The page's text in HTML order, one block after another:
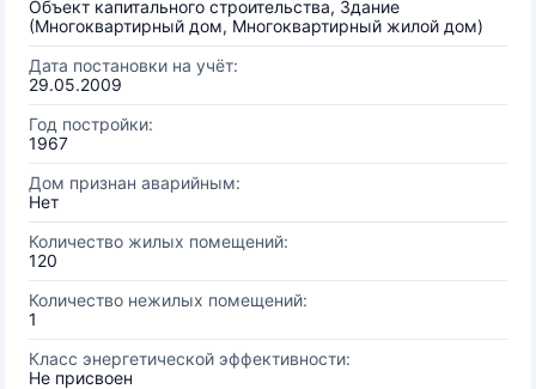
Объект капитального строительства, Здание
(Многоквартирный дом, Многоквартирный жилой дом)
Дата постановки на учёт:
29.05.2009
Год постройки:
1967
Дом признан аварийным:
Нет
Количество жилых помещений:
120
Количество нежилых помещений:
1
Класс энергетической эффективности:
Не присвоен